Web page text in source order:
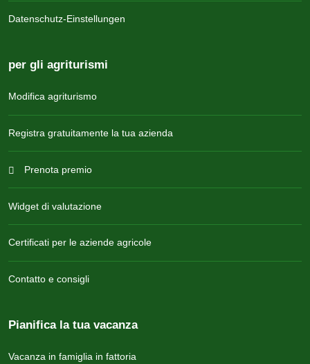
Datenschutz-Einstellungen
per gli agriturismi
Modifica agriturismo
Registra gratuitamente la tua azienda
Prenota premio
Widget di valutazione
Certificati per le aziende agricole
Contatto e consigli
Pianifica la tua vacanza
Vacanza in famiglia in fattoria